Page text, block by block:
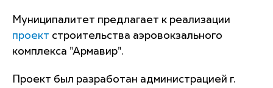
Муниципалитет предлагает к реализации
проект строительства аэровокзального
комплекса "Армавир".
Проект был разработан администрацией г.